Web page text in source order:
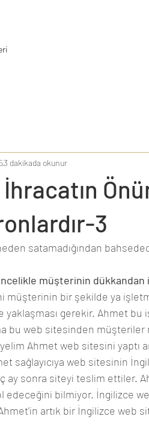
3
3 dakikada okunur
satamadığından
müşterinin
müşterinin bir şekilde ya
yaklaşması gerekir. Ahmet
bu web sitesinden müşteriler
Ahmet web sitesini yaptı
sağlayıcıya web sitesinin
ay sonra siteyi teslim ettiler.
edeceğini bilmiyor. İngilizce
artık bir İngilizce web